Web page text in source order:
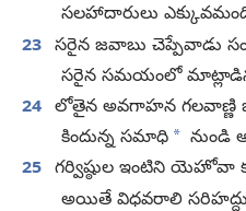
సలహాదారులు
23 సరైన జవాబు చెప్పేవాడు
సరైన సమయంలో
24 లోతైన అవగాహన గలవాణ్ణి
కిందున్న సమాధి * నుండి
25 గర్విష్ఠుల ఇంటిని యెహోవా
అయితే విధవరాలి